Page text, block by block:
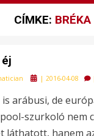
CÍMKE: BRÉKA
Posted
| 2016-04-08
is arábusi, de
szurkoló nem
láthatott, hanem